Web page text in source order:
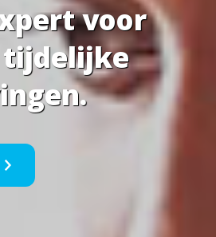
voor
tijdelijke